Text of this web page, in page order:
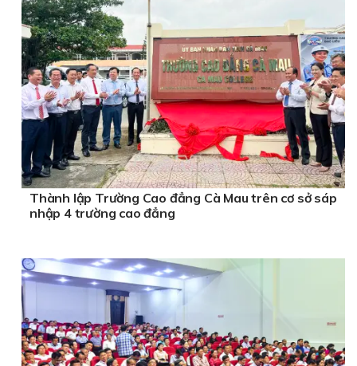
Thành lập Trường Cao đẳng Cà Mau trên cơ sở sáp
nhập 4 trường cao đẳng